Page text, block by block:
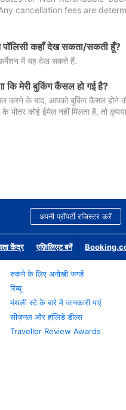
cancellation fees are
कहाँ देख सकता/सकती हूँ?
में यह देख सकते हैं.
कि मेरी बुकिंग कैंसल हो गई है?
करने के बाद, आपको बुकिंग कैंसल होने
कोई ईमेल नहीं मिलता है, तो
अपनी प्रॉपर्टी रजिस्टर करें
केंद्र एफ़िलिएट बनें
रुकने के लिए अनोखी जगहें
रिव्यू
मंथली स्टे के बारे में जानकारी पाएं
सीज़नल और हॉलिडे डील्स
Traveller Review Awards